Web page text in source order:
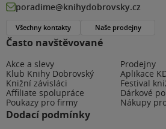
Často navštěvované
Akce a slevy
Prodejny
Klub Knihy Dobrovský
Aplikace
Knižní závisláci
Festival
Affiliate spolupráce
Dárkové
Poukazy pro firmy
Nákupy
Dodací podmínky
poradime@knihydobrovsky.cz
Všechny kontakty Naše prodejny